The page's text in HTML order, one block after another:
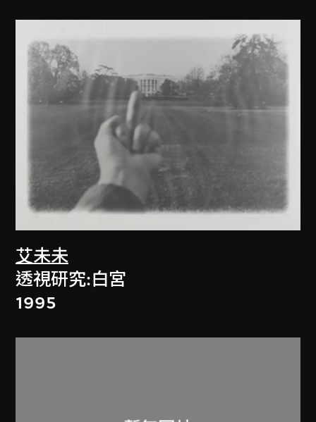
艾未未
透視研究:白宮
1995